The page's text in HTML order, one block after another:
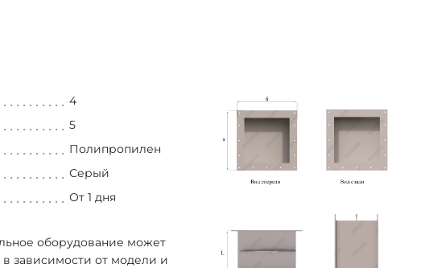
4
5
Полипропилен
Серый
От 1 дня
оборудование может
зависимости от модели и